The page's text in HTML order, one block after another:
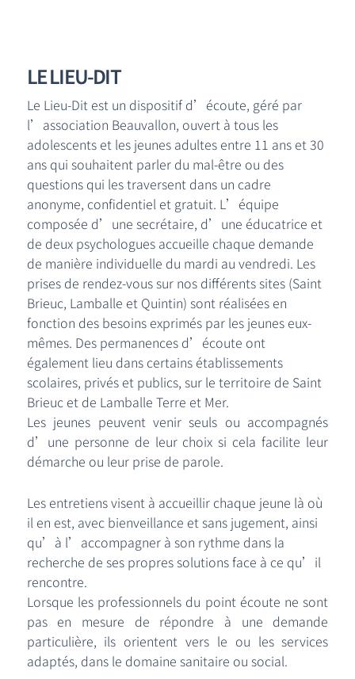
LE LIEU-DIT
Le Lieu-Dit est un dispositif d’écoute, géré par
l’ association Beauvallon, ouvert à tous les
adolescents et les jeunes adultes entre 11 ans et 30
ans qui souhaitent parler du mal-être ou des
questions qui les traversent dans un cadre
anonyme, confidentiel et gratuit. L’équipe
composée d’une secrétaire, d’une éducatrice et
de deux psychologues accueille chaque demande
de manière individuelle du mardi au vendredi. Les
prises de rendez-vous sur nos différents sites (Saint
Brieuc, Lamballe et Quintin) sont réalisées en
fonction des besoins exprimés par les jeunes eux-
mêmes. Des permanences d’écoute ont
également lieu dans certains établissements
scolaires, privés et publics, sur le territoire de Saint
Brieuc et de Lamballe Terre et Mer.
Les jeunes peuvent venir seuls ou accompagnés
d’une personne de leur choix si cela facilite leur
démarche ou leur prise de parole.
Les entretiens visent à accueillir chaque jeune là où
il en est, avec bienveillance et sans jugement, ainsi
qu’à l’accompagner à son rythme dans la
recherche de ses propres solutions face à ce qu’il
rencontre.
Lorsque les professionnels du point écoute ne sont
pas en mesure de répondre à une demande
particulière, ils orientent vers le ou les services
adaptés, dans le domaine sanitaire ou social.